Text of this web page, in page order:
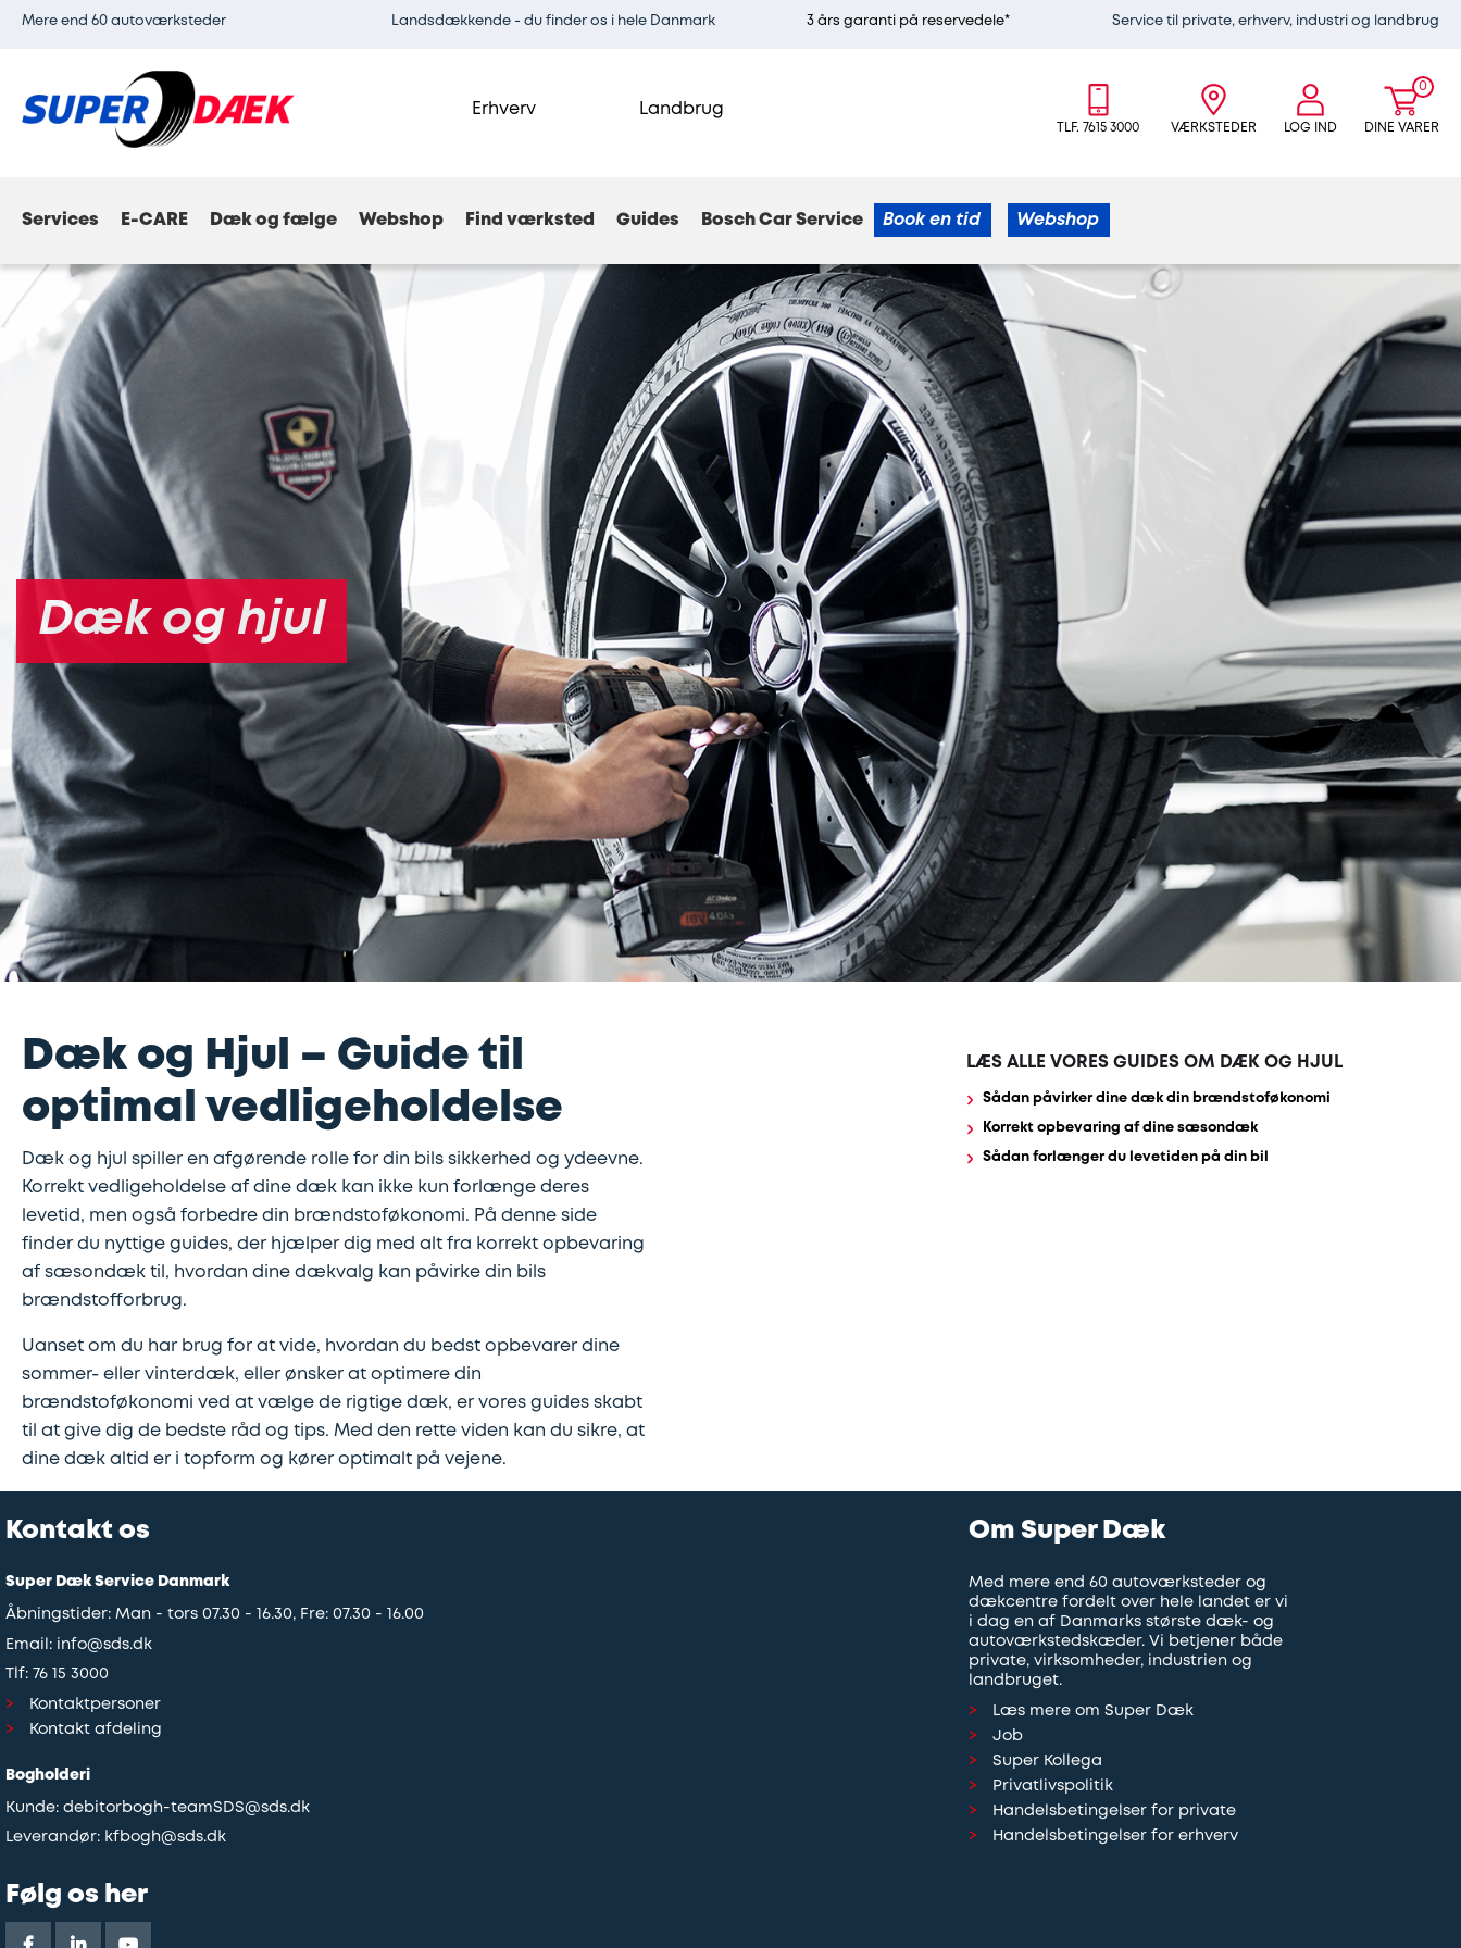
Mere end 60 autoværksteder Landsdækkende - du finder os i hele Danmark 3 års garanti på reservedele* Service til private, erhverv, industri og landbrug
TLF. 7615 3000 VÆRKSTEDER LOG IND
0
DINE VARER
Erhverv Landbrug
Services E-CARE Dæk og fælge Webshop Find værksted Guides Bosch Car Service Book en tid Webshop
Dæk og hjul
Dæk og Hjul – Guide til
optimal vedligeholdelse
Dæk og hjul spiller en afgørende rolle for din bils sikkerhed og ydeevne.
Korrekt vedligeholdelse af dine dæk kan ikke kun forlænge deres
levetid, men også forbedre din brændstoføkonomi. På denne side
finder du nyttige guides, der hjælper dig med alt fra korrekt opbevaring
af sæsondæk til, hvordan dine dækvalg kan påvirke din bils
brændstofforbrug.
Uanset om du har brug for at vide, hvordan du bedst opbevarer dine
sommer- eller vinterdæk, eller ønsker at optimere din
brændstoføkonomi ved at vælge de rigtige dæk, er vores guides skabt
til at give dig de bedste råd og tips. Med den rette viden kan du sikre, at
dine dæk altid er i topform og kører optimalt på vejene.
LÆS ALLE VORES GUIDES OM DÆK OG HJUL
Sådan påvirker dine dæk din brændstoføkonomi
Korrekt opbevaring af dine sæsondæk
Sådan forlænger du levetiden på din bil
Kontakt os
Super Dæk Service Danmark
Åbningstider: Man - tors 07.30 - 16.30, Fre: 07.30 - 16.00
Email: info@sds.dk
Tlf: 76 15 3000
Kontaktpersoner
Kontakt afdeling
Bogholderi
Kunde: debitorbogh-teamSDS@sds.dk
Leverandør: kfbogh@sds.dk
Om Super Dæk
Med mere end 60 autoværksteder og
dækcentre fordelt over hele landet er vi
i dag en af Danmarks største dæk- og
autoværkstedskæder. Vi betjener både
private, virksomheder, industrien og
landbruget.
Læs mere om Super Dæk
Job
Super Kollega
Privatlivspolitik
Handelsbetingelser for private
Handelsbetingelser for erhverv
Følg os her